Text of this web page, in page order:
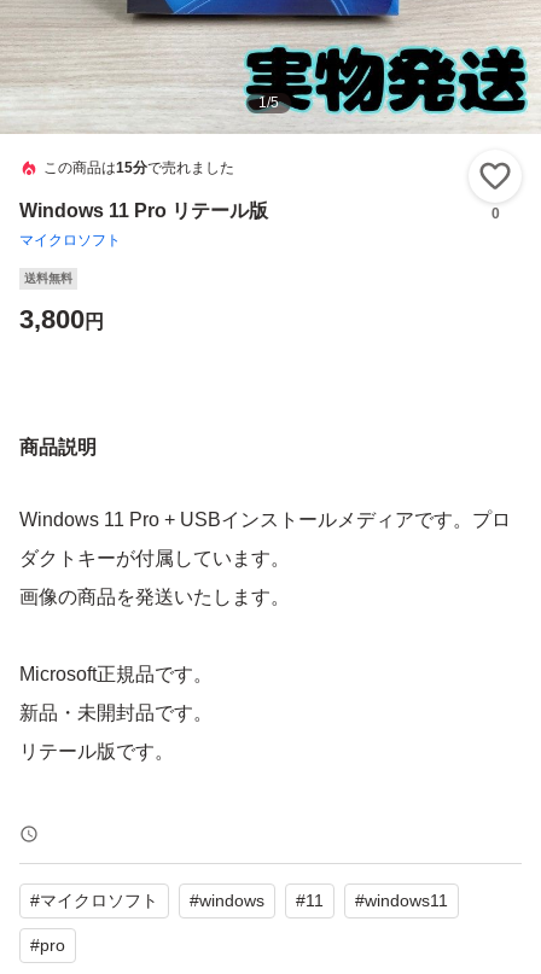
1/5
この商品は15分で売れました
Windows 11 Pro リテール版
マイクロソフト
0
送料無料
3,800円
商品説明
Windows 11 Pro + USBインストールメディアです。プロ
ダクトキーが付属しています。
画像の商品を発送いたします。
Microsoft正規品です。
新品・未開封品です。
リテール版です。
買い切り版なので、追加料金は一切かかりません。
再インストールに対応していますので、機種変更時も安心
です。
#マイクロソフト #windows #11 #windows11
#pro